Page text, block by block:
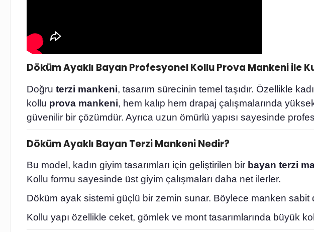
Döküm Ayaklı Bayan Profesyonel Kollu Prova Mankeni ile
Doğru terzi mankeni, tasarım sürecinin temel taşıdır. Özellikle
kollu prova mankeni, hem kalıp hem drapaj çalışmalarında
güvenilir bir çözümdür. Ayrıca uzun ömürlü yapısı sayesinde
Döküm Ayaklı Bayan Terzi Mankeni Nedir?
Bu model, kadın giyim tasarımları için geliştirilen bir bayan terzi
Kollu formu sayesinde üst giyim çalışmaları daha net ilerler.
Döküm ayak sistemi güçlü bir zemin sunar. Böylece manken sabit
Kollu yapı özellikle ceket, gömlek ve mont tasarımlarında büyük